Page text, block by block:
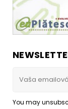
You may